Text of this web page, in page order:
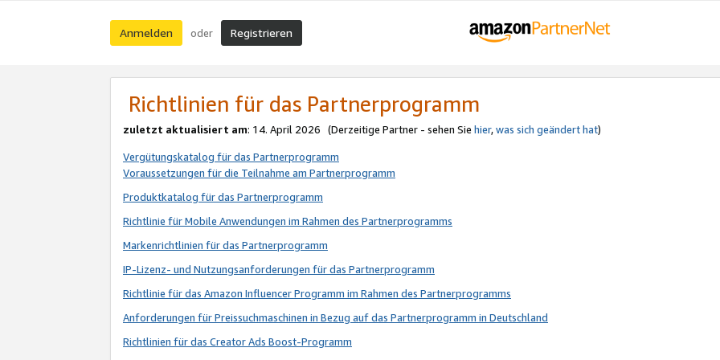
Anmelden oder Registrieren
Richtlinien für das Partnerprogramm
zuletzt aktualisiert am: 14. April 2026 (Derzeitige Partner - sehen Sie hier,was sich geändert hat)
Vergütungskatalog für das Partnerprogramm
Voraussetzungen für die Teilnahme am Partnerprogramm
Produktkatalog für das Partnerprogramm
Richtlinie für Mobile Anwendungen im Rahmen des Partnerprogramms
Markenrichtlinien für das Partnerprogramm
IP-Lizenz- und Nutzungsanforderungen für das Partnerprogramm
Richtlinie für das Amazon Influencer Programm im Rahmen des Partnerprogramms
Anforderungen für Preissuchmaschinen in Bezug auf das Partnerprogramm in Deutschland
Richtlinien für das Creator Ads Boost-Programm